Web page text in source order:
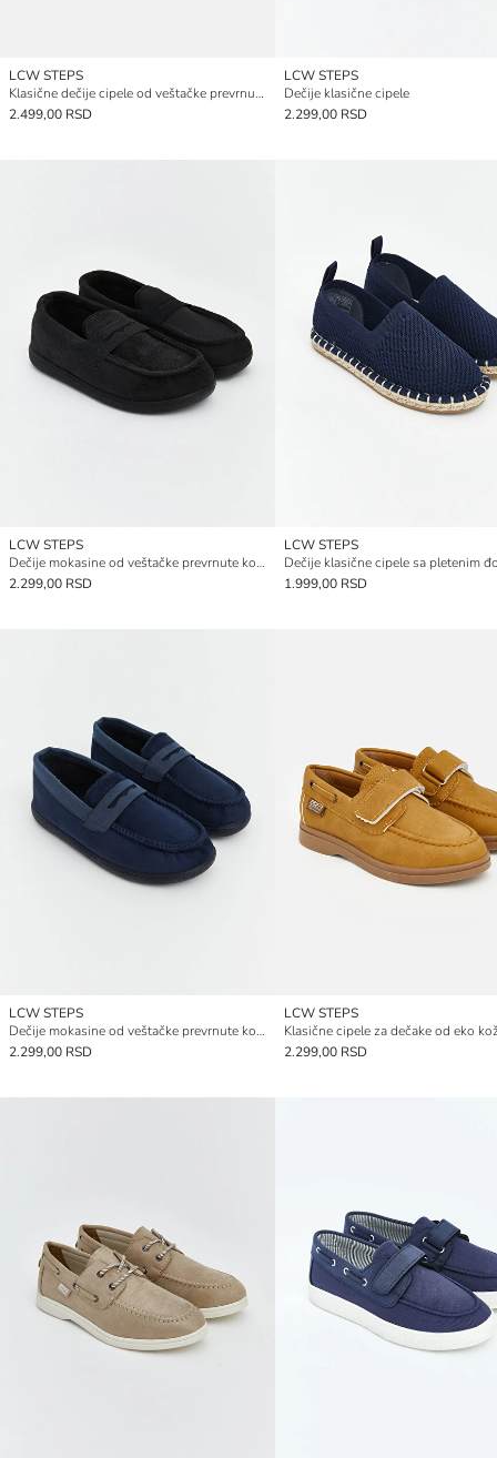
LCW STEPS
Klasične dečije cipele od veštačke prevrnute kože
2.499,00 RSD
LCW STEPS
Dečije klasične cipele
2.299,00 RSD
LCW STEPS
Dečije mokasine od veštačke prevrnute kože
2.299,00 RSD
LCW STEPS
Dečije klasične cipele sa pletenim
1.999,00 RSD
LCW STEPS
Dečije mokasine od veštačke prevrnute kože
2.299,00 RSD
LCW STEPS
Klasične cipele za dečake od eko
2.299,00 RSD